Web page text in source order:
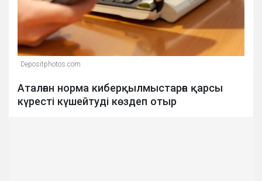
Depositphotos.com
Аталған норма киберқылмыстарға қарсы
күресті күшейтуді көздеп отыр